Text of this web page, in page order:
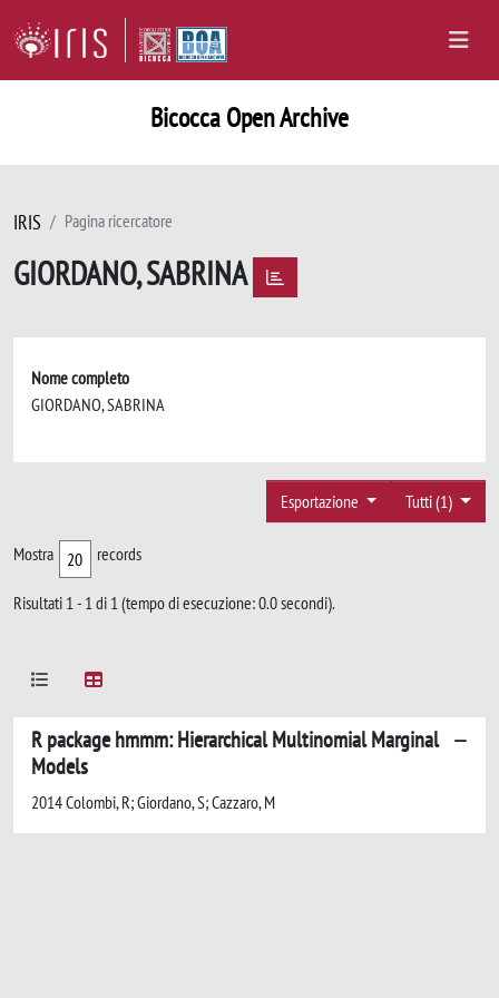
Bicocca Open Archive
IRIS Pagina ricercatore
GIORDANO, SABRINA
Nome completo
GIORDANO, SABRINA
Tutti (1)
Esportazione
Mostra records
Risultati 1 - 1 di 1 (tempo di esecuzione: 0.0 secondi).
R package hmmm: Hierarchical Multinomial Marginal
Models
2014 Colombi, R; Giordano, S; Cazzaro, M